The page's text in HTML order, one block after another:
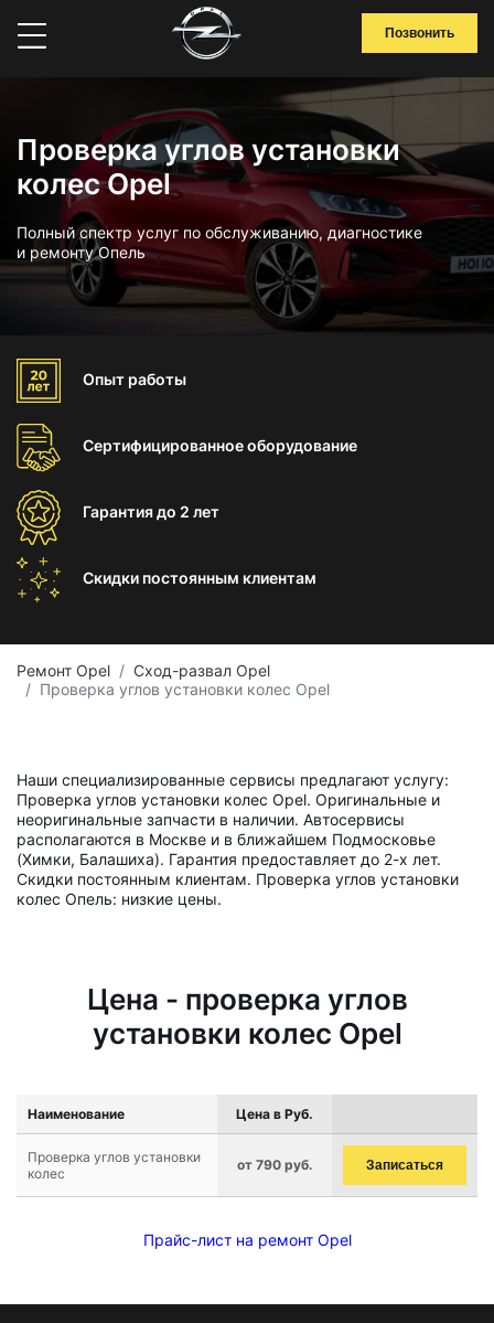
Позвонить
Проверка углов установки
колес Opel
Полный спектр услуг по обслуживанию, диагностике
и ремонту Опель
Опыт работы
Сертифицированноеоборудование
Гарантиядо 2 лет
Скидки постоянным клиентам
Ремонт Opel
Сход-развал Opel
Проверка углов установки колес Opel
Наши специализированные сервисы предлагают услугу:
Проверка углов установки колес Opel. Оригинальные и
неоригинальные запчасти в наличии. Автосервисы
располагаются в Москве и в ближайшем Подмосковье
(Химки, Балашиха). Гарантия предоставляет до 2-х лет.
Скидки постоянным клиентам. Проверка углов установки
колес Опель: низкие цены.
Цена - проверка углов
установки колес Opel
Наименование Цена в Руб.
Проверка углов установки
колес
от 790 руб. Записаться
Прайс-лист на ремонт Opel